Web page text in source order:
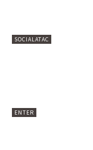
SOCIALATAC
ENTER